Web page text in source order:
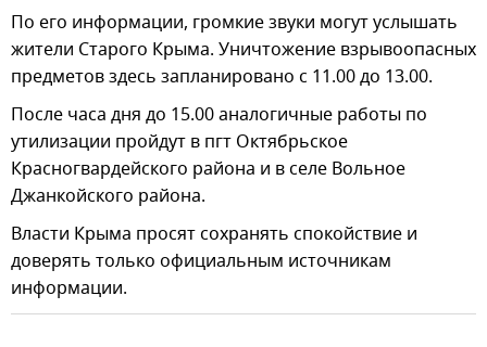
По его информации, громкие звуки могут услышать
жители Старого Крыма. Уничтожение взрывоопасных
предметов здесь запланировано с 11.00 до 13.00.
После часа дня до 15.00 аналогичные работы по
утилизации пройдут в пгт Октябрьское
Красногвардейского района и в селе Вольное
Джанкойского района.
Власти Крыма просят сохранять спокойствие и
доверять только официальным источникам
информации.